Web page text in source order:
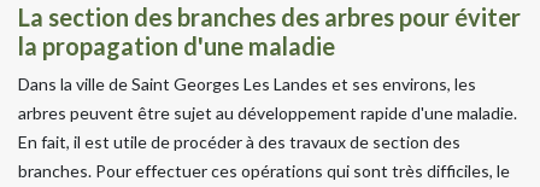
La section des branches des arbres pour éviter
la propagation d'une maladie
Dans la ville de Saint Georges Les Landes et ses environs, les
arbres peuvent être sujet au développement rapide d'une maladie.
En fait, il est utile de procéder à des travaux de section des
branches. Pour effectuer ces opérations qui sont très difficiles, le